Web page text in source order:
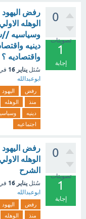
0
تصويتات
1
إجابة
رفض اليهود
الوهله
وسياسيه //
دينيه
واقتصاديه
سُئل يناير 16
ابوعبدالله
رفض اليهود
منذ
الوهله
دينيه
اجتماعيه
0
تصويتات
1
إجابة
رفض اليهود
الوهله
الشرح
سُئل يناير 16
ابوعبدالله
رفض اليهود
منذ
الوهله